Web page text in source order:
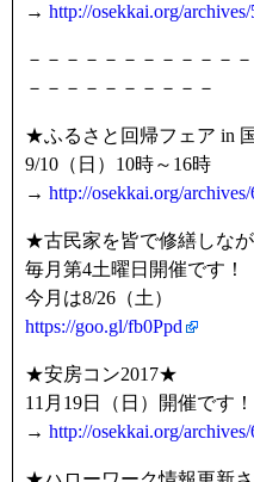
→ http://osekkai.org/
－－－－－－－－－－－
－－－－－－－－－－
★ふるさと回帰フェア in
9/10（日）10時～16時
→ http://osekkai.org/
★古民家を皆で修繕しな
毎月第4土曜日開催です！
今月は8/26（土）
https://goo.gl/fb0Ppd
★安房コン2017★
11月19日（日）開催です！
→ http://osekkai.org/